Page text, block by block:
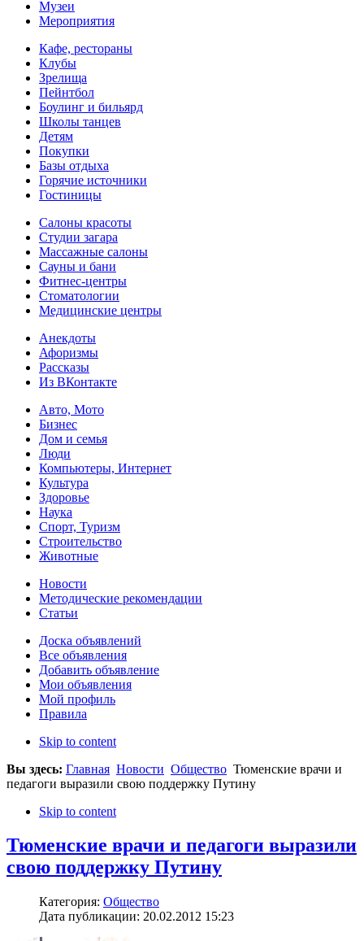
Музеи
Мероприятия
Кафе, рестораны
Клубы
Зрелища
Пейнтбол
Боулинг и бильярд
Школы танцев
Детям
Покупки
Базы отдыха
Горячие источники
Гостиницы
Салоны красоты
Студии загара
Массажные салоны
Сауны и бани
Фитнес-центры
Стоматологии
Медицинские центры
Анекдоты
Афоризмы
Рассказы
Из ВКонтакте
Авто, Мото
Бизнес
Дом и семья
Люди
Компьютеры, Интернет
Культура
Здоровье
Наука
Спорт, Туризм
Строительство
Животные
Новости
Методические рекомендации
Статьи
Доска объявлений
Все объявления
Добавить объявление
Мои объявления
Мой профиль
Правила
Skip to content
Вы здесь: Главная Новости Общество Тюменские врачи и
педагоги выразили свою поддержку Путину
Skip to content
Тюменские врачи и педагоги выразили
свою поддержку Путину
Категория: Общество
Дата публикации: 20.02.2012 15:23